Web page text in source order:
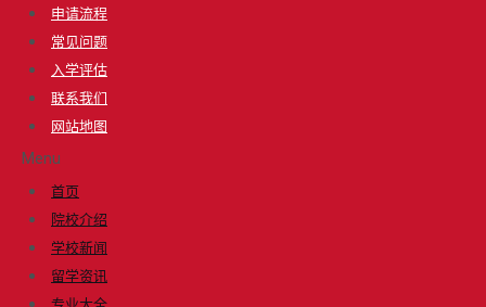
申请流程
常见问题
入学评估
联系我们
网站地图
Menu
首页
院校介绍
学校新闻
留学资讯
专业大全